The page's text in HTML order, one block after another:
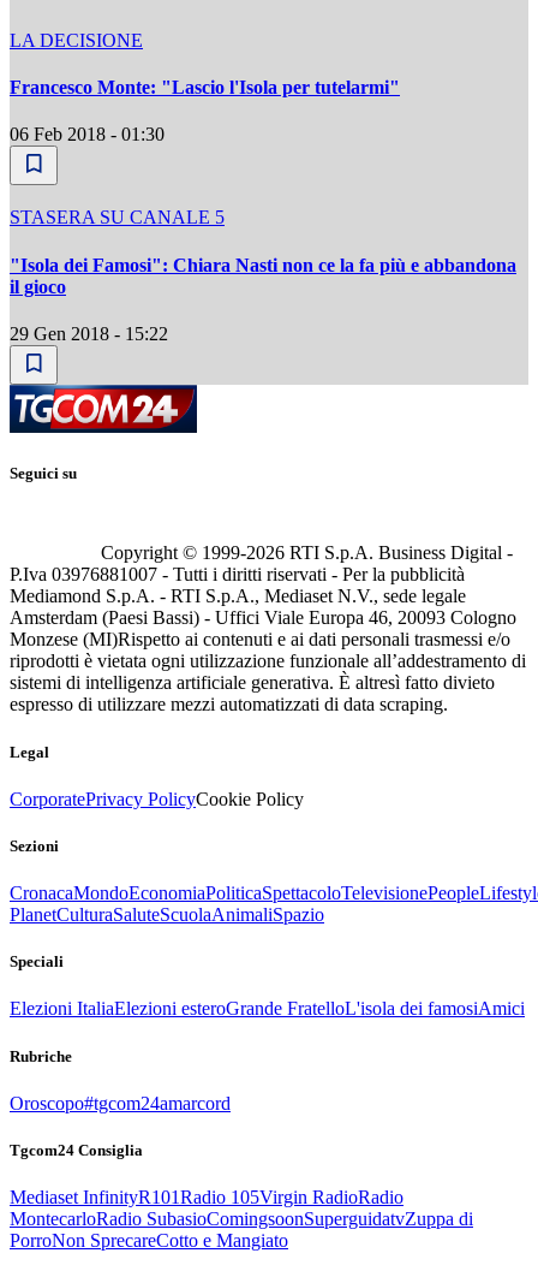
LA DECISIONE
Francesco Monte: "Lascio l'Isola per tutelarmi"
06 Feb 2018 - 01:30
STASERA SU CANALE 5
"Isola dei Famosi": Chiara Nasti non ce la fa più e abbandona
il gioco
29 Gen 2018 - 15:22
Seguici su
Copyright © 1999-2026 RTI S.p.A. Business Digital -
P.Iva 03976881007 - Tutti i diritti riservati - Per la pubblicità
Mediamond S.p.A. - RTI S.p.A., Mediaset N.V., sede legale
Amsterdam (Paesi Bassi) - Uffici Viale Europa 46, 20093 Cologno
Monzese (MI)Rispetto ai contenuti e ai dati personali trasmessi e/o
riprodotti è vietata ogni utilizzazione funzionale all’addestramento di
sistemi di intelligenza artificiale generativa. È altresì fatto divieto
espresso di utilizzare mezzi automatizzati di data scraping.
Legal
CorporatePrivacy PolicyCookie Policy
Sezioni
CronacaMondoEconomiaPoliticaSpettacoloTelevisionePeople
PlanetCulturaSaluteScuolaAnimaliSpazio
Speciali
Elezioni ItaliaElezioni esteroGrande FratelloL'isola dei famosiAmici
Rubriche
Oroscopo#tgcom24amarcord
Tgcom24 Consiglia
Mediaset InfinityR101Radio 105Virgin RadioRadio
MontecarloRadio SubasioComingsoonSuperguidatvZuppa di
PorroNon SprecareCotto e Mangiato